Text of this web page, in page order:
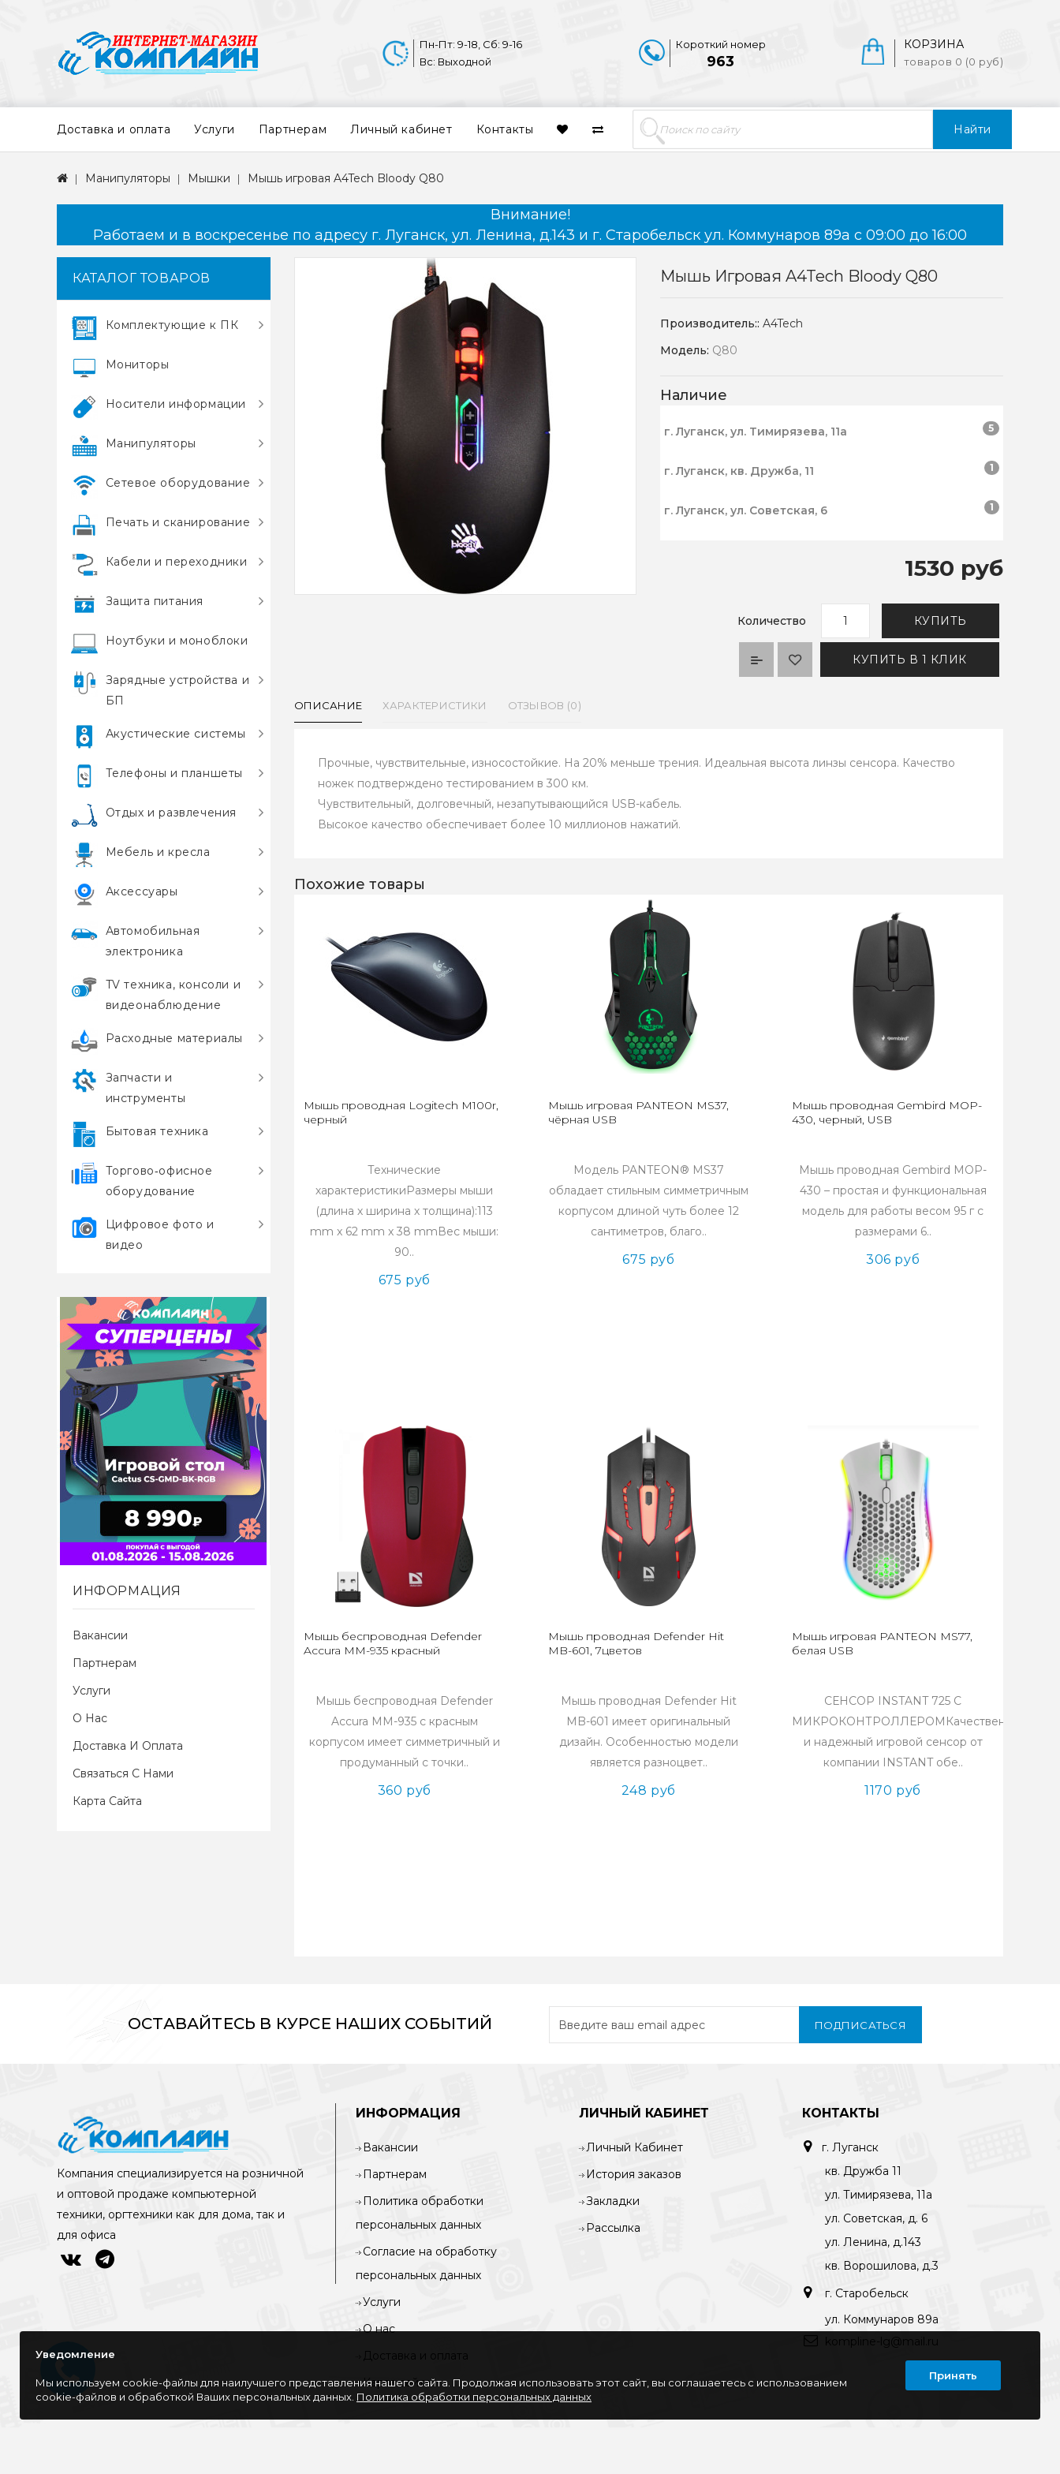
Найти
КОРЗИНА
товаров 0 (0 руб)
Короткий номер
963
Пн-Пт: 9-18, Сб: 9-16
Вс: Выходной
Доставка и оплата Услуги Партнерам Личный кабинет Контакты
Манипуляторы Мышки Мышь игровая A4Tech Bloody Q80
Внимание!
Работаем и в воскресенье по адресу г. Луганск, ул. Ленина, д.143 и г. Старобельск ул. Коммунаров 89а с 09:00 до 16:00
КАТАЛОГ ТОВАРОВ
Комплектующие к ПК
Мониторы
Носители информации
Манипуляторы
Сетевое оборудование
Печать и сканирование
Кабели и переходники
Защита питания
Ноутбуки и моноблоки
Зарядные устройства и
БП
Акустические системы
Телефоны и планшеты
Отдых и развлечения
Мебель и кресла
Аксессуары
Автомобильная
электроника
TV техника, консоли и
видеонаблюдение
Расходные материалы
Запчасти и
инструменты
Бытовая техника
Торгово‑офисное
оборудование
Цифровое фото и
видео
ИНФОРМАЦИЯ
Вакансии
Партнерам
Услуги
О Нас
Доставка И Оплата
Связаться С Нами
Карта Сайта
Мышь Игровая A4Tech Bloody Q80
Производитель::A4Tech
Модель: Q80
Наличие
г. Луганск, ул. Тимирязева, 11а 5
г. Луганск, кв. Дружба, 11 1
г. Луганск, ул. Советская, 6 1
1530 руб
Количество КУПИТЬ
КУПИТЬ В 1 КЛИК
ОПИСАНИЕ ХАРАКТЕРИСТИКИ ОТЗЫВОВ (0)
Прочные, чувствительные, износостойкие. На 20% меньше трения. Идеальная высота линзы сенсора. Качество
ножек подтверждено тестированием в 300 км.
Чувствительный, долговечный, незапутывающийся USB-кабель.
Высокое качество обеспечивает более 10 миллионов нажатий.
Похожие товары
Мышь проводная Logitech M100r,
черный
Технические
характеристикиРазмеры мыши
(длина х ширина х толщина):113
mm x 62 mm x 38 mmВес мыши:
90..
675 руб
Мышь игровая PANTEON MS37,
чёрная USB
Модель PANTEON® MS37
обладает стильным симметричным
корпусом длиной чуть более 12
сантиметров, благо..
675 руб
Мышь проводная Gembird MOP-
430, черный, USB
Мышь проводная Gembird MOP-
430 – простая и функциональная
модель для работы весом 95 г с
размерами 6..
306 руб
Мышь беспроводная Defender
Accura MM-935 красный
Мышь беспроводная Defender
Accura MM-935 с красным
корпусом имеет симметричный и
продуманный с точки..
360 руб
Мышь проводная Defender Hit
MB-601, 7цветов
Мышь проводная Defender Hit
MB-601 имеет оригинальный
дизайн. Особенностью модели
является разноцвет..
248 руб
Мышь игровая PANTEON MS77,
белая USB
СЕНСОР INSTANT 725 С
МИКРОКОНТРОЛЛЕРОМКачественный
и надежный игровой сенсор от
компании INSTANT обе..
1170 руб
ОСТАВАЙТЕСЬ В КУРСЕ НАШИХ СОБЫТИЙ ПОДПИСАТЬСЯ
Компания специализируется на розничной
и оптовой продаже компьютерной
техники, оргтехники как для дома, так и
для офиса
ИНФОРМАЦИЯ
Вакансии
Партнерам
Политика обработки
персональных данных
Согласие на обработку
персональных данных
Услуги
О нас
Доставка и оплата
Карта сайта
ЛИЧНЫЙ КАБИНЕТ
Личный Кабинет
История заказов
Закладки
Рассылка
КОНТАКТЫ
г. Луганск
кв. Дружба 11
ул. Тимирязева, 11а
ул. Советская, д. 6
ул. Ленина, д.143
кв. Ворошилова, д.3
г. Старобельск
ул. Коммунаров 89а
kompline-lg@mail.ru
Уведомление
Мы используем cookie-файлы для наилучшего представления нашего сайта. Продолжая использовать этот сайт, вы соглашаетесь с использованием
cookie-файлов и обработкой Ваших персональных данных. Политика обработки персональных данных
Принять